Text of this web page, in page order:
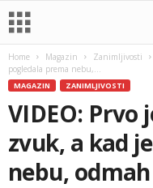
Home Magazin Zanimljivosti
pogledala prema nebu,...
MAGAZIN ZANIMLJIVOSTI
VIDEO: Prvo
zvuk, a kad
nebu,